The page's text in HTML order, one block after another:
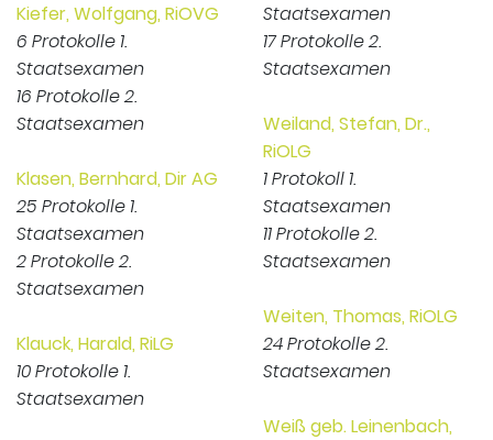
Kiefer, Wolfgang, RiOVG
6 Protokolle 1.
Staatsexamen
16 Protokolle 2.
Staatsexamen
Klasen, Bernhard, Dir AG
25 Protokolle 1.
Staatsexamen
2 Protokolle 2.
Staatsexamen
Klauck, Harald, RiLG
10 Protokolle 1.
Staatsexamen
Staatsexamen
17 Protokolle 2.
Staatsexamen
Weiland, Stefan, Dr.,
RiOLG
1 Protokoll 1.
Staatsexamen
11 Protokolle 2.
Staatsexamen
Weiten, Thomas, RiOLG
24 Protokolle 2.
Staatsexamen
Weiß geb. Leinenbach,